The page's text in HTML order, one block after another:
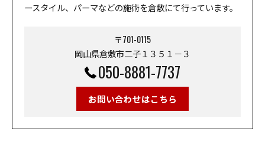
ースタイル、パーマなどの施術を倉敷にて行っています。
〒701-0115
岡山県倉敷市二子１３５１－３
050-8881-7737
お問い合わせはこちら